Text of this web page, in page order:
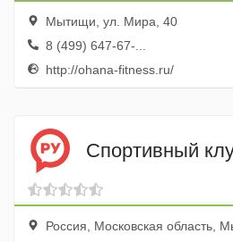
Мытищи, ул. Мира, 40
8 (499) 647-67-...
http://ohana-fitness.ru/
Спортивный
Россия, Московская область,